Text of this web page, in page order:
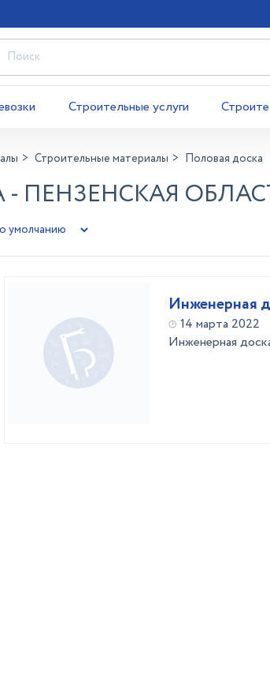
Строительные услуги
Строительные материалы Половая доска
ПЕНЗЕНСКАЯ
Инженерная
14 марта 2022
Инженерная